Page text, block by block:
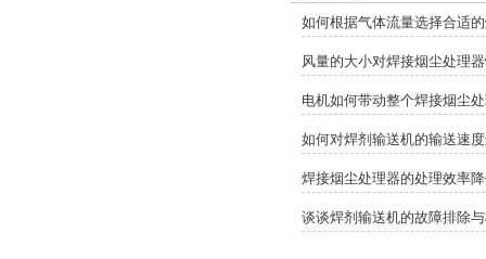
如何根据气体流量选择合适
风量的大小对焊接烟尘处理
电机如何带动整个焊接烟尘
如何对焊剂输送机的输送速
焊接烟尘处理器的处理效率
谈谈焊剂输送机的故障排除